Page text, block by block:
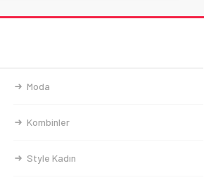
Moda
Kombinler
Style Kadın